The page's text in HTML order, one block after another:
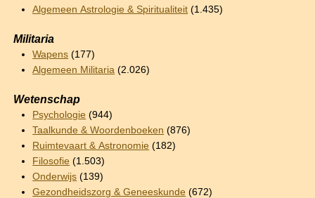
Algemeen Astrologie & Spiritualiteit (1.435)
Militaria
Wapens (177)
Algemeen Militaria (2.026)
Wetenschap
Psychologie (944)
Taalkunde & Woordenboeken (876)
Ruimtevaart & Astronomie (182)
Filosofie (1.503)
Onderwijs (139)
Gezondheidszorg & Geneeskunde (672)